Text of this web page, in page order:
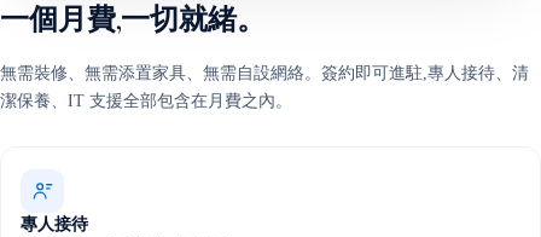
一個月費,一切就緒。
無需裝修、無需添置家具、無需自設網絡。簽約即可進駐,專人接待、清
潔保養、IT 支援全部包含在月費之內。
專人接待